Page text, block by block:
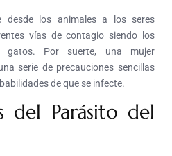
desde los animales a los seres
vías de contagio siendo los
gatos. Por suerte, una mujer
serie de precauciones sencillas
de que se infecte.
del Parásito del